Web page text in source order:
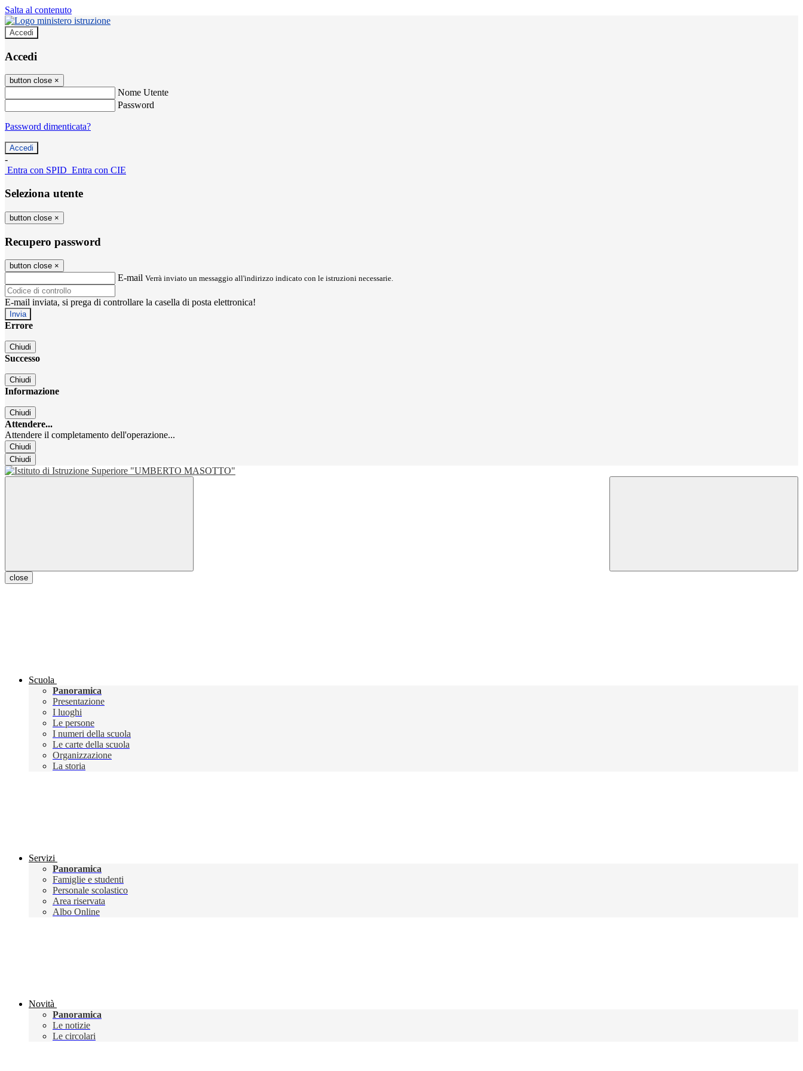
Salta al contenuto
Accedi
Accedi
button close ×
Nome Utente
Password
Password dimenticata?
-
Entra con SPID Entra con CIE
Seleziona utente
button close ×
Recupero password
button close ×
E-mail Verrà inviato un messaggio all'indirizzo indicato con le istruzioni necessarie.
E-mail inviata, si prega di controllare la casella di posta elettronica!
Errore
Chiudi
Successo
Chiudi
Informazione
Chiudi
Attendere...
Attendere il completamento dell'operazione...
Chiudi
Chiudi
close
Scuola
Panoramica
Presentazione
I luoghi
Le persone
I numeri della scuola
Le carte della scuola
Organizzazione
La storia
Servizi
Panoramica
Famiglie e studenti
Personale scolastico
Area riservata
Albo Online
Novità
Panoramica
Le notizie
Le circolari